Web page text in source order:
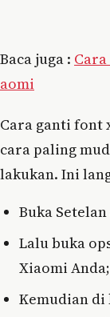
Baca juga :
aomi
Cara ganti font
cara paling
lakukan. Ini
Buka
Lalu buka
Xiaomi Anda;
Kemudian di